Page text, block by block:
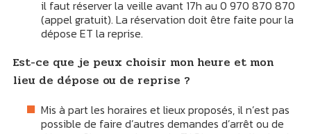
il faut réserver la veille avant 17h au 0 970 870 870
(appel gratuit). La réservation doit être faite pour la
dépose ET la reprise.
Est-ce que je peux choisir mon heure et mon
lieu de dépose ou de reprise ?
Mis à part les horaires et lieux proposés, il n’est pas
possible de faire d’autres demandes d’arrêt ou de